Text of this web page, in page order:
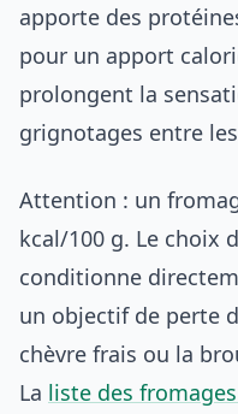
apporte des
pour un apport
prolongent la
grignotages entre
Attention : un
kcal/100 g. Le choix
conditionne
un objectif de perte
chèvre frais ou la
La liste des